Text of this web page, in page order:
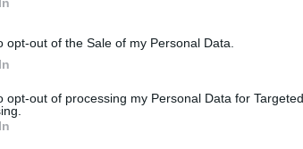
opt-out of the Sale of my Personal Data.
opt-out of processing my Personal Data for Targeted
több erdélyi